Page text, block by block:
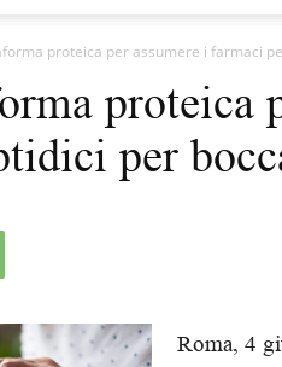
proteica per assumere i farmaci
proteica
per
Roma, 4